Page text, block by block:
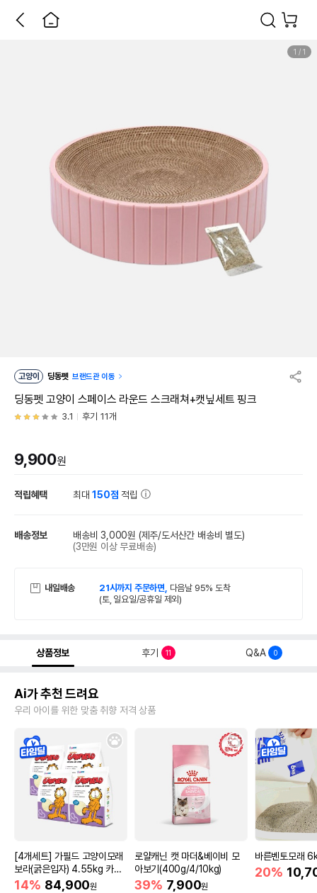
1 / 1
고양이 딩동펫 브랜드관 이동
딩동펫 고양이 스페이스 라운드 스크래쳐+캣닢세트 핑크
3.1 후기 11개
9,900원
적립혜택 최대150점 적립
배송정보 배송비 3,000원 (제주/도서산간 배송비 별도)
(3만원 이상 무료배송)
내일배송 21시까지 주문하면, 다음날 95% 도착
(토, 일요일/공휴일 제외)
상품정보 후기 11 Q&A 0
Ai가 추천 드려요
우리 아이를 위한 맞춤 취향 저격 상품
[4개세트] 가필드 고양이모래
보라(굵은입자) 4.55kg 카사
바모래
14% 84,900원
로얄캐닌 캣 마더&베이비 모
아보기(400g/4/10kg)
39% 7,900원
바른벤토모래
20%